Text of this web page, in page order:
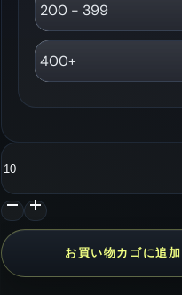
ライチアイス / スト
ロベリーライチ
ベリーズ クール ス
ピンク レモネード /
ブルーベリー チェリ
ー レモン
200 - 399
400+
Bang
Blaze
40K
デ
ュ
ア
ル
お買い物カゴに追加